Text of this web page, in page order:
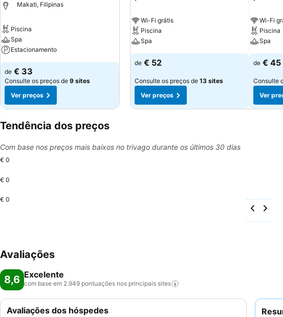
Makati, Filipinas
Piscina
Spa
Estacionamento
de € 33
Consulte os preços de 9 sites
Ver preços
Wi-Fi grátis
Piscina
Spa
de € 52
Consulte os preços de 13 sites
Ver preços
Wi-Fi
Piscina
Spa
de € 45
Consulte
Ver
Tendência dos preços
Com base nos preços mais baixos no trivago durante os últimos 30 dias
€ 0
€ 0
€ 0
Avaliações
8,6 Excelente
com base em 2.949 pontuações nos principais sites
Avaliações dos hóspedes